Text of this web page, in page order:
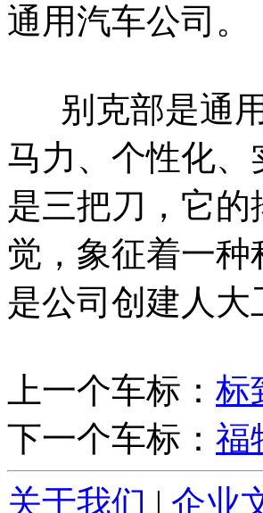
通用汽车公司。
别克部是通用
马力、个性化
是三把刀，它
觉，象征着一
是公司创建人
上一个车标： 标
下一个车标： 福
关于我们 | 企业